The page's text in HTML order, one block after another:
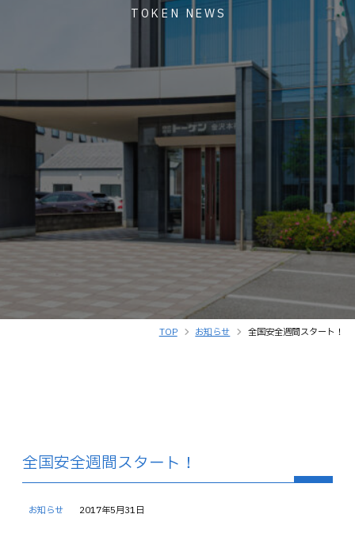
TOKEN NEWS
TOP お知らせ 全国安全週間スタート！
全国安全週間スタート！
お知らせ 2017年5月31日